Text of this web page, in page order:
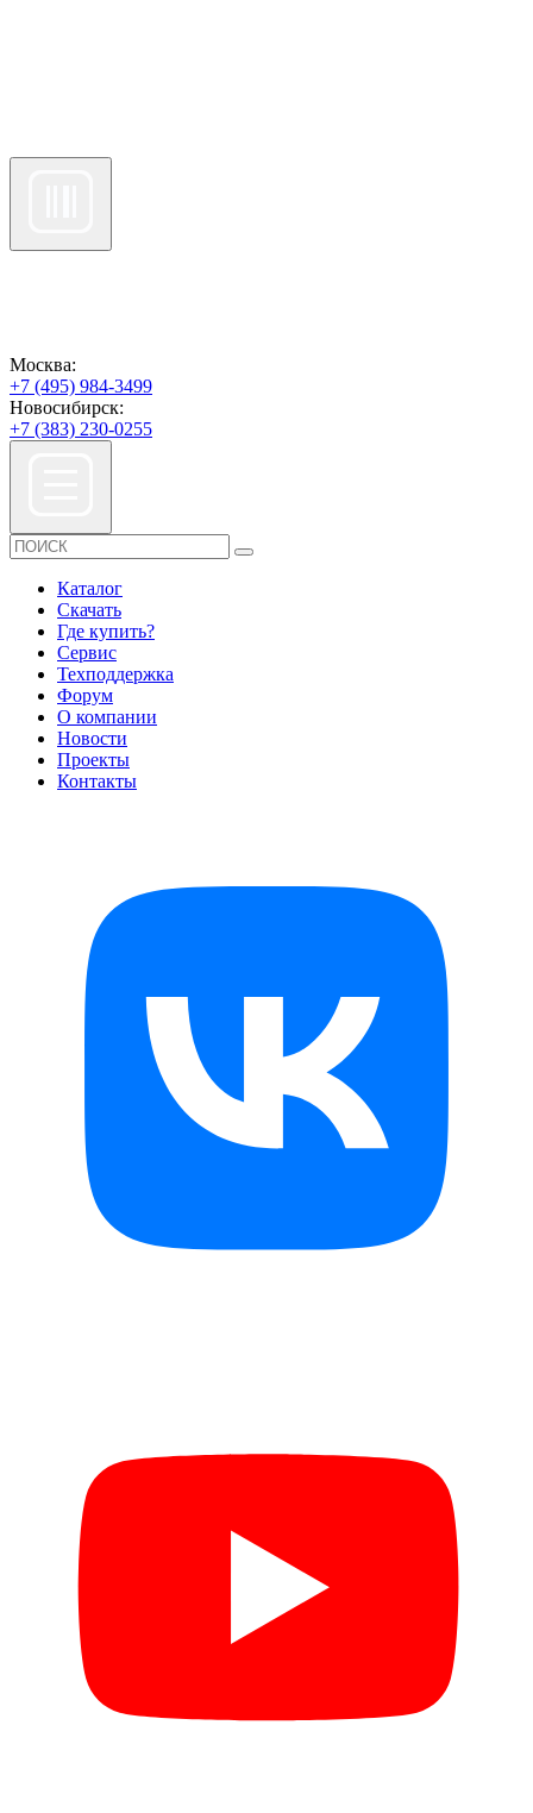
Москва:
+7 (495) 984-3499
Новосибирск:
+7 (383) 230-0255
Каталог
Скачать
Где купить?
Сервис
Техподдержка
Форум
О компании
Новости
Проекты
Контакты